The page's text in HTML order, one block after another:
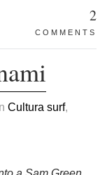
2
COMMENTS
Cultura surf,